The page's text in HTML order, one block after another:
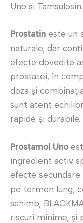
Uno și Tamsulosin.
Prostatin este un
naturale, dar
efecte dovedite
prostatei, în
doza și
sunt atent
rapide și durabile.
Prostamol Uno
ingredient activ
efecte
pe termen lung,
schimb,
riscuri minime, și